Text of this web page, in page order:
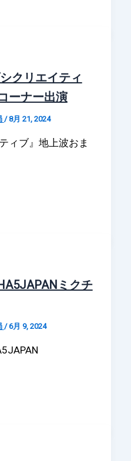
クリエイティ
ーナー出演
/8月 21, 2024
ィブ』地上波おま
ミクチ
/6月 9, 2024